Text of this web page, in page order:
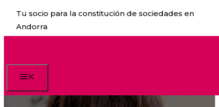
Saltar
contenido
Tu socio para la constitución de sociedades en
Andorra